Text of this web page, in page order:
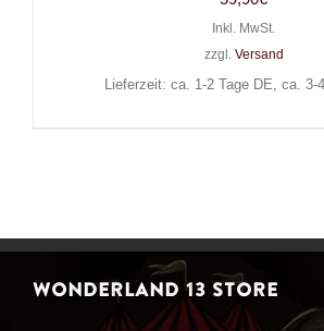
Inkl. MwSt.
zzgl. Versand
Lieferzeit: ca. 1-2 Tage DE, ca. 3-
WONDERLAND 13 STORE